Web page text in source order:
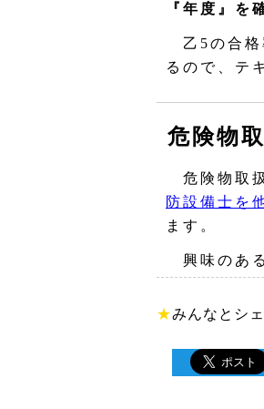
『年度』を
乙5の合格
るので、テ
危険物
危険物取
防設備士を
ます。
興味のあ
★みんなとシ